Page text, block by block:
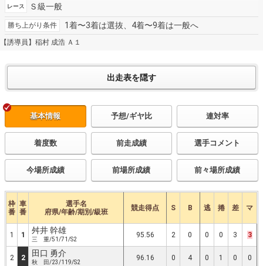
レース Ｓ級一般
勝ち上がり条件 1着〜3着は選抜、4着〜9着は一般へ
【誘導員】稲村 成浩 Ａ１
基本情報 予想/ギヤ比 連対率
着度数 前走成績 選手コメント
今場所成績 前場所成績 前々場所成績
枠
番
車
番
選手名
府県/年齢/期別/級班
競走得点 S B 逃 捲 差 マ
1 1 舛井 幹雄
三 重/51/71/S2
95.56 2 0 0 0 3 3
2 2 田口 勇介
秋 田/23/119/S2
96.16 0 4 0 1 0 0